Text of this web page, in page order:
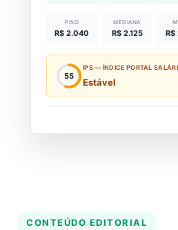
PISO
R$ 2.040
MEDIANA
R$ 2.125 R$
55
IPS — ÍNDICE PORTAL
Estável
CONTEÚDO EDITORIAL